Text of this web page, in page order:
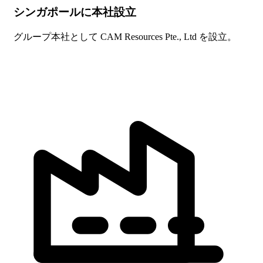
シンガポールに本社設立
グループ本社として CAM Resources Pte., Ltd を設立。